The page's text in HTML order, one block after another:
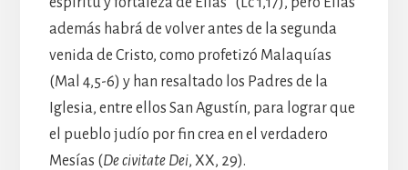
además habrá de volver antes de la segunda
venida de Cristo, como profetizó Malaquías
(Mal 4,5-6) y han resaltado los Padres de la
Iglesia, entre ellos San Agustín, para lograr que
el pueblo judío por fin crea en el verdadero
Mesías (De civitate Dei, XX, 29).